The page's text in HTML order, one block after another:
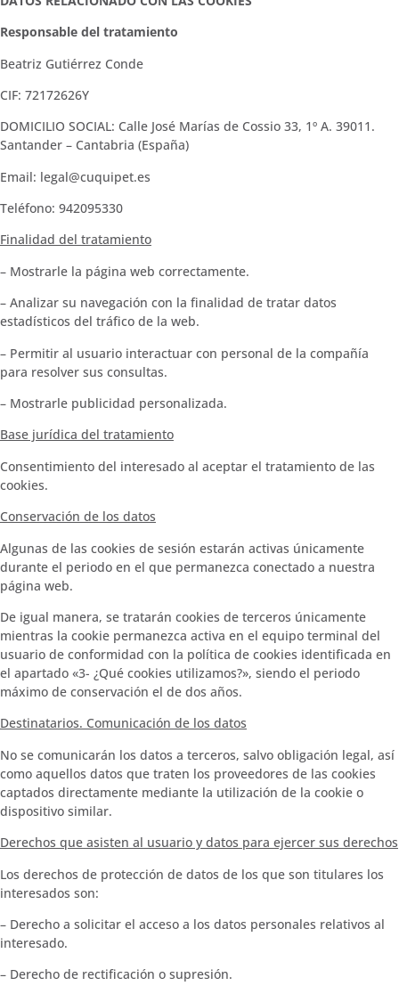
Responsable del tratamiento
Beatriz Gutiérrez Conde
CIF: 72172626Y
DOMICILIO SOCIAL: Calle José Marías de Cossio 33, 1º A. 39011.
Santander – Cantabria (España)
Email: legal@cuquipet.es
Teléfono: 942095330
Finalidad del tratamiento
– Mostrarle la página web correctamente.
– Analizar su navegación con la finalidad de tratar datos
estadísticos del tráfico de la web.
– Permitir al usuario interactuar con personal de la compañía
para resolver sus consultas.
– Mostrarle publicidad personalizada.
Base jurídica del tratamiento
Consentimiento del interesado al aceptar el tratamiento de las
cookies.
Conservación de los datos
Algunas de las cookies de sesión estarán activas únicamente
durante el periodo en el que permanezca conectado a nuestra
página web.
De igual manera, se tratarán cookies de terceros únicamente
mientras la cookie permanezca activa en el equipo terminal del
usuario de conformidad con la política de cookies identificada en
el apartado «3- ¿Qué cookies utilizamos?», siendo el periodo
máximo de conservación el de dos años.
Destinatarios. Comunicación de los datos
No se comunicarán los datos a terceros, salvo obligación legal, así
como aquellos datos que traten los proveedores de las cookies
captados directamente mediante la utilización de la cookie o
dispositivo similar.
Derechos que asisten al usuario y datos para ejercer sus derechos
Los derechos de protección de datos de los que son titulares los
interesados son:
– Derecho a solicitar el acceso a los datos personales relativos al
interesado.
– Derecho de rectificación o supresión.